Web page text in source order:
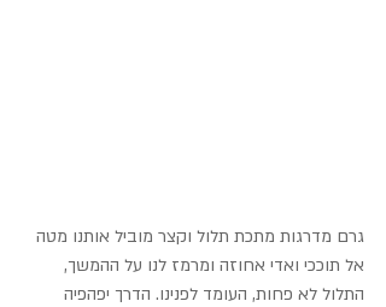
גרם מדרגות מתכת תלול וקצר מוביל אותנו מטה
אל תוככי ואדי אחוזה ומרמז לנו על ההמשך,
התלול לא פחות, העומד לפנינו. הדרך יפהפיה